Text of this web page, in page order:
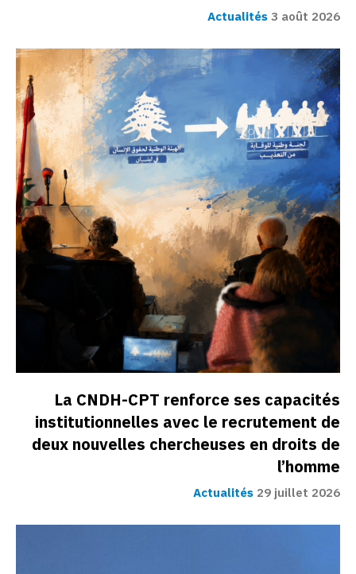
Actualités3 août 2026
La CNDH-CPT renforce ses capacités
institutionnelles avec le recrutement de
deux nouvelles chercheuses en droits de
l’homme
Actualités 29 juillet 2026